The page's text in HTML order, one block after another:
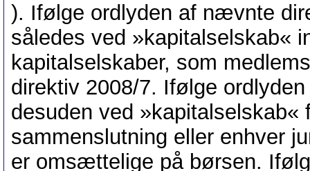
). Ifølge ordlyden af nævnte
således ved »kapitalselskab«
kapitalselskaber, som
direktiv 2008/7. Ifølge
desuden ved
sammenslutning eller enhver
er omsættelige på børsen.